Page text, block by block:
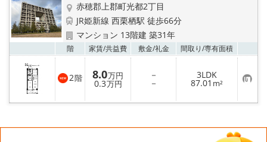
赤穂郡上郡町光都2丁目
JR姫新線 西栗栖駅 徒歩66分
マンション 13階建 築31年
階 家賃/共益費 敷金/礼金 間取り/専有面積
2階 8.0万円
0.3万円
－
－
3LDK
87.01 m² お
気
に
入
録